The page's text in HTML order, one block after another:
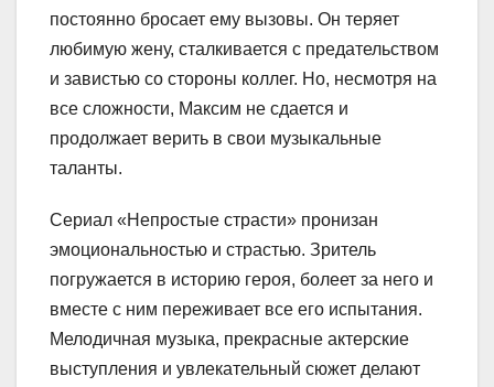
постоянно бросает ему вызовы. Он теряет
любимую жену, сталкивается с предательством
и завистью со стороны коллег. Но, несмотря на
все сложности, Максим не сдается и
продолжает верить в свои музыкальные
таланты.
Сериал «Непростые страсти» пронизан
эмоциональностью и страстью. Зритель
погружается в историю героя, болеет за него и
вместе с ним переживает все его испытания.
Мелодичная музыка, прекрасные актерские
выступления и увлекательный сюжет делают